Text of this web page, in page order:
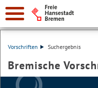
Vorschriften Suchergebnis
Bremische